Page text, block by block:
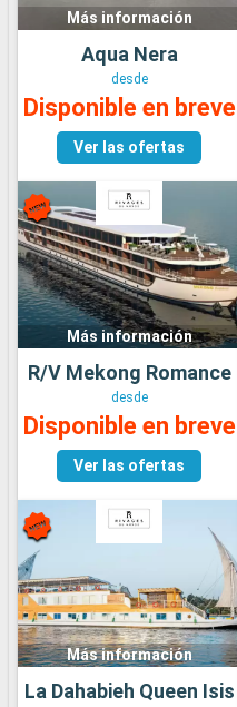
Más información
Aqua Nera
desde
Disponible en breve
Ver las ofertas
Más información
R/V Mekong Romance
desde
Disponible en breve
Ver las ofertas
Más información
La Dahabieh Queen Isis